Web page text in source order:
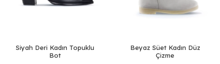
Siyah Deri Kadın Topuklu
Bot
Beyaz Süet Kadın Düz
Çizme